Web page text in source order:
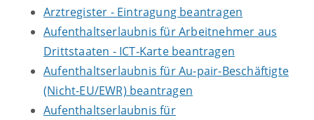
Arztregister - Eintragung beantragen
Aufenthaltserlaubnis für Arbeitnehmer aus
Drittstaaten - ICT-Karte beantragen
Aufenthaltserlaubnis für Au-pair-Beschäftigte
(Nicht-EU/EWR) beantragen
Aufenthaltserlaubnis für